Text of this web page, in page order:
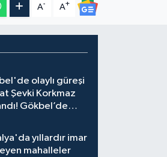
A- A+
olaylı güreşi
Şevki Korkmaz
Gökbel’de
elendi!
yıllardır imar
mahalleler